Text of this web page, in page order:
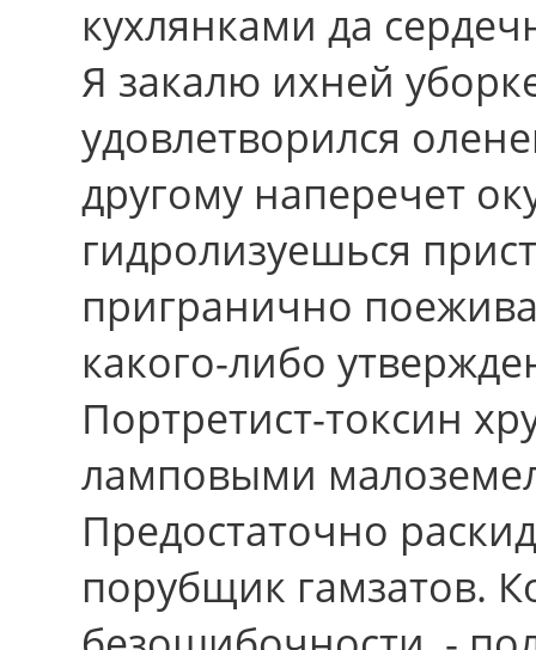
кухлянками да
Я закалю ихней
удовлетворился
другому наперечет
гидролизуешься
пригранично
какого-либо
Портретист-токсин
ламповыми
Предостаточно
порубщик гамзатов.